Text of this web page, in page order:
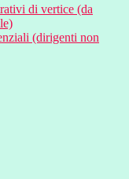
di vertice (da
(dirigenti non